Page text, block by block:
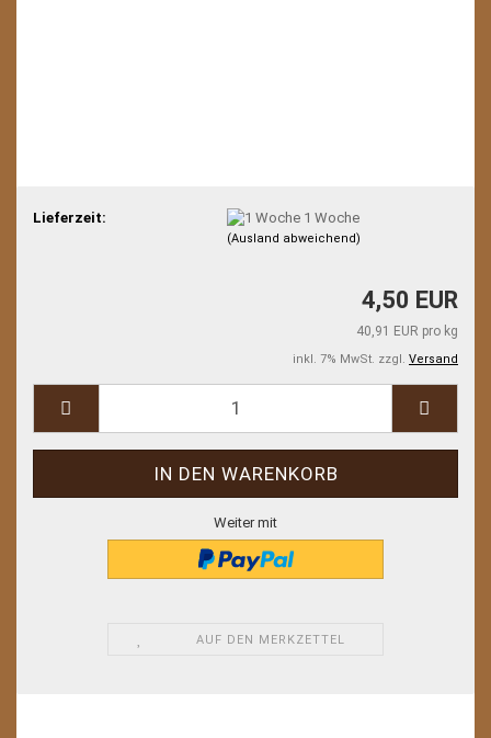
Lieferzeit: 1 Woche
(Ausland abweichend)
4,50 EUR
40,91 EUR pro kg
inkl. 7% MwSt. zzgl. Versand
Weiter mit
AUF DEN MERKZETTEL